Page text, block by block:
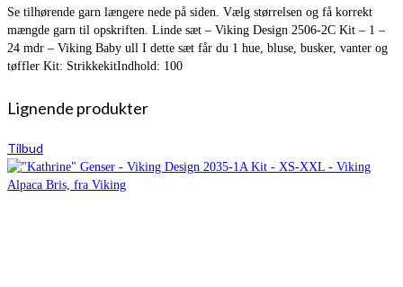
Se tilhørende garn længere nede på siden. Vælg størrelsen og få korrekt
mængde garn til opskriften. Linde sæt – Viking Design 2506-2C Kit – 1 –
24 mdr – Viking Baby ull I dette sæt får du 1 hue, bluse, busker, vanter og
tøffler Kit: StrikkekitIndhold: 100
Lignende produkter
Tilbud